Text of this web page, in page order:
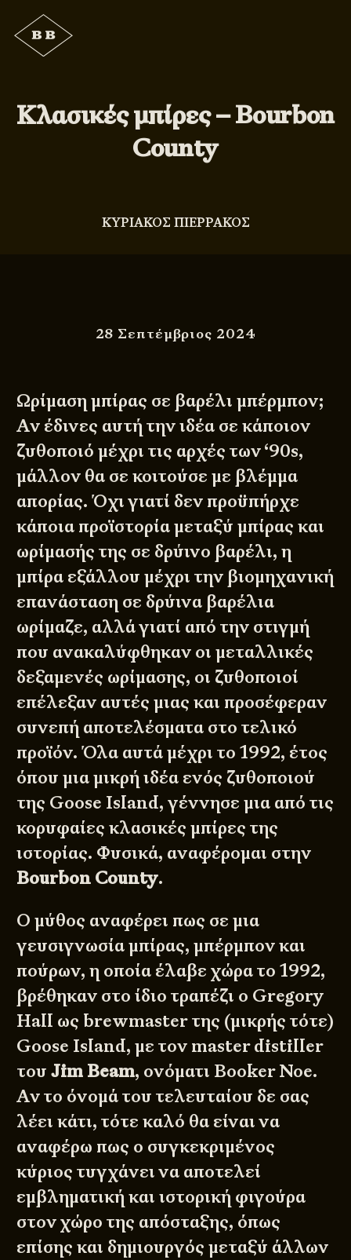
Κλασικές μπίρες – Bourbon
County
ΚΥΡΙΑΚΟΣ ΠΙΕΡΡΑΚΟΣ
28 Σεπτέμβριος 2024
Ωρίμαση μπίρας σε βαρέλιμπέρμπον;
Αν έδινες αυτή την ιδέα σε κάποιον
ζυθοποιό μέχρι τις αρχές των ‘90s,
μάλλον θα σε κοιτούσε με βλέμμα
απορίας. Όχι γιατί δεν προϋπήρχε
κάποια προϊστορία μεταξύ μπίρας και
ωρίμασής της σε δρύινο βαρέλι, η
μπίρα εξάλλου μέχρι την βιομηχανική
επανάσταση σε δρύινα βαρέλια
ωρίμαζε, αλλά γιατί από την στιγμή
που ανακαλύφθηκαν οι μεταλλικές
δεξαμενές ωρίμασης, οι ζυθοποιοί
επέλεξαν αυτές μιας και προσέφεραν
συνεπή αποτελέσματα στο τελικό
προϊόν. Όλα αυτά μέχρι το 1992, έτος
όπου μια μικρή ιδέα ενός ζυθοποιού
της Goose Island, γέννησε μια από τις
κορυφαίες κλασικές μπίρες της
ιστορίας. Φυσικά, αναφέρομαι στην
Bourbon County.
Ο μύθος αναφέρει πως σε μια
γευσιγνωσία μπίρας, μπέρμπον και
πούρων, η οποία έλαβε χώρα το 1992,
βρέθηκαν στο ίδιο τραπέζι ο Gregory
Hall ως brewmaster της (μικρής τότε)
Goose Island, με τον master distiller
τουJim Beam, ονόματι Booker Noe.
Αν το όνομά του τελευταίου δε σας
λέει κάτι, τότε καλό θα είναι να
αναφέρω πως ο συγκεκριμένος
κύριος τυγχάνει να αποτελεί
εμβληματική και ιστορική φιγούρα
στον χώρο της απόσταξης, όπως
επίσης και δημιουργός μεταξύ άλλων